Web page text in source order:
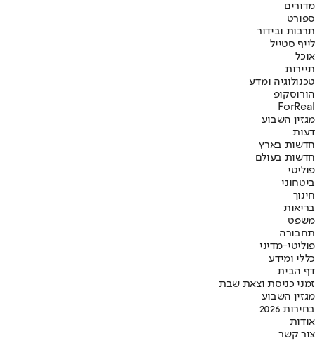
מדורים
ספורט
תרבות ובידור
לייף סטייל
אוכל
תיירות
טכנולוגיה ומדע
הורוסקופ
ForReal
מגזין השבוע
דעות
חדשות בארץ
חדשות בעולם
פוליטי
ביטחוני
חינוך
בריאות
משפט
תחבורה
פוליטי-מדיני
כללי ומידע
דף הבית
זמני כניסת וצאת שבת
מגזין השבוע
בחירות 2026
אודות
צור קשר